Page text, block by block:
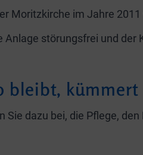
Moritzkirche im Jahre
störungsfrei und der
bleibt,
Sie dazu bei, die Pflege,